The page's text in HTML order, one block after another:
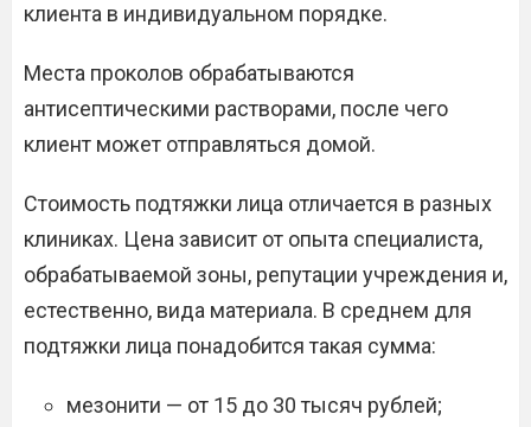
клиента в индивидуальном порядке.
Места проколов обрабатываются
антисептическими растворами, после чего
клиент может отправляться домой.
Стоимость подтяжки лица отличается в разных
клиниках. Цена зависит от опыта специалиста,
обрабатываемой зоны, репутации учреждения и,
естественно, вида материала. В среднем для
подтяжки лица понадобится такая сумма:
мезонити — от 15 до 30 тысяч рублей;